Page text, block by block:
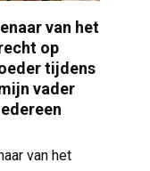
van het
op
tijdens
vader
van het